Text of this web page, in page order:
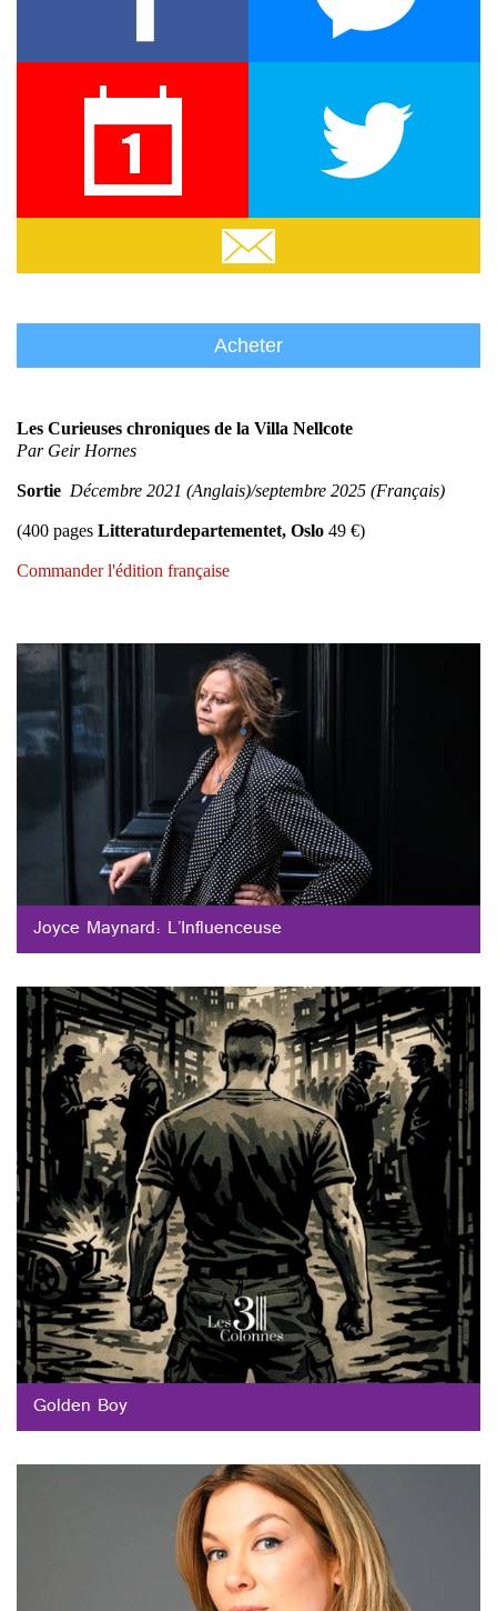
Acheter
Les Curieuses chroniques de la Villa Nellcote
Par Geir Hornes
Sortie Décembre 2021 (Anglais)/septembre 2025 (Français)
(400 pages Litteraturdepartementet, Oslo 49 €)
Commander l'édition française
Joyce Maynard: L’Influenceuse
Golden Boy